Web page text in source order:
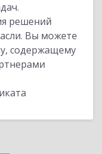
решений
Вы можете
содержащему